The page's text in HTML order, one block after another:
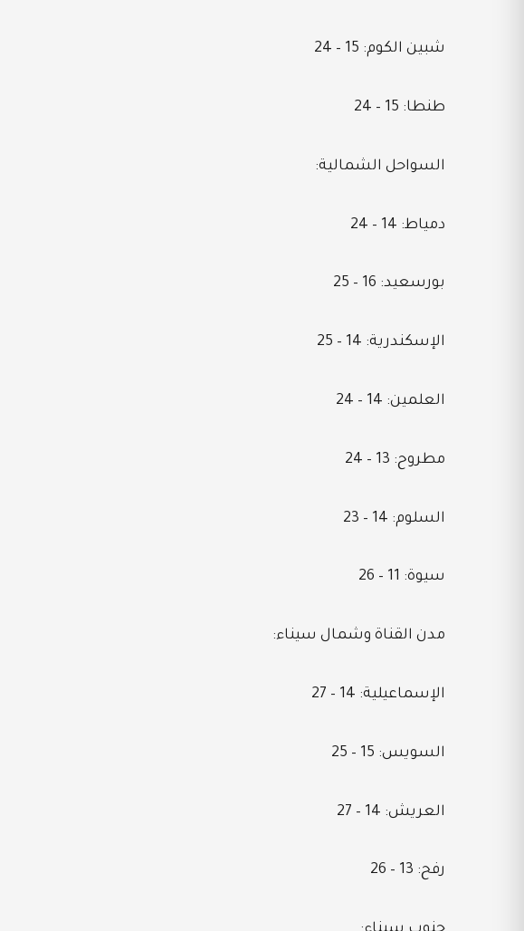
شبين الكوم: 15 – 24
طنطا: 15 – 24
السواحل الشمالية:
دمياط: 14 – 24
بورسعيد: 16 – 25
الإسكندرية: 14 – 25
العلمين: 14 – 24
مطروح: 13 – 24
السلوم: 14 – 23
سيوة: 11 – 26
مدن القناة وشمال سيناء:
الإسماعيلية: 14 – 27
السويس: 15 – 25
العريش: 14 – 27
رفح: 13 – 26